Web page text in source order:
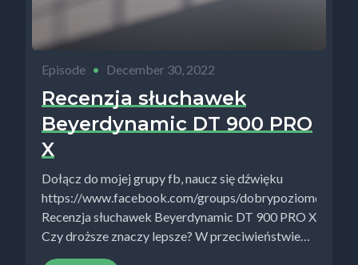
Episode • December 30, 2022
Recenzja słuchawek
Beyerdynamic DT 900 PRO
X
Dołącz do mojej grupy fb, naucz się dźwięku
https://www.facebook.com/groups/
Recenzja słuchawek Beyerdynamic DT 900 PRO X
Czy droższe znaczy lepsze? W przeciwieństwie